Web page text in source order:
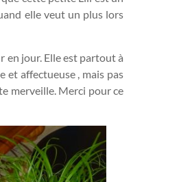
elle veut un plus lors
en jour. Elle est partout à
et affectueuse , mais pas
merveille. Merci pour ce